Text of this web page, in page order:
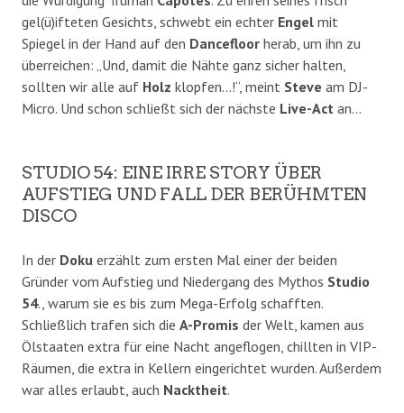
gel(ü)ifteten Gesichts, schwebt ein echter Engel mit
Spiegel in der Hand auf den Dancefloor herab, um ihn zu
überreichen: „Und, damit die Nähte ganz sicher halten,
sollten wir alle auf Holz klopfen…!“, meint Steve am DJ-
Micro. Und schon schließt sich der nächste Live-Act an…
STUDIO 54: EINE IRRE STORY ÜBER
AUFSTIEG UND FALL DER BERÜHMTEN
DISCO
In der Doku erzählt zum ersten Mal einer der beiden
Gründer vom Aufstieg und Niedergang des Mythos Studio
54., warum sie es bis zum Mega-Erfolg schafften.
Schließlich trafen sich die A-Promis der Welt, kamen aus
Ölstaaten extra für eine Nacht angeflogen, chillten in VIP-
Räumen, die extra in Kellern eingerichtet wurden. Außerdem
war alles erlaubt, auch Nacktheit.